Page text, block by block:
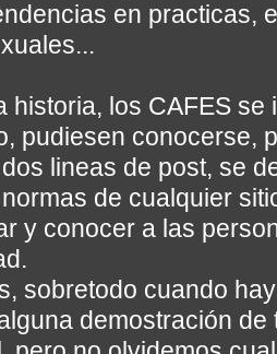
en practicas,
historia, los CAFES
pudiesen conocerse,
lineas de post, se
de cualquier
y conocer a las
sobretodo cuando
demostración